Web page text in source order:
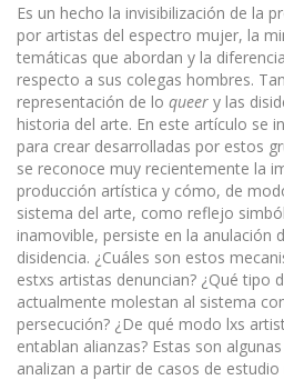
Es un hecho la invisibilización de la
por artistas del espectro mujer, la
temáticas que abordan y la
respecto a sus colegas hombres.
representación de lo queer y las
historia del arte. En este artículo se
para crear desarrolladas por estos
se reconoce muy recientemente la
producción artística y cómo, de
sistema del arte, como reflejo
inamovible, persiste en la anulación
disidencia. ¿Cuáles son estos
estxs artistas denuncian? ¿Qué tipo
actualmente molestan al sistema
persecución? ¿De qué modo lxs
entablan alianzas? Estas son
analizan a partir de casos de estudio